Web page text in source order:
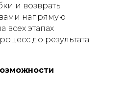
и возвраты
напрямую
всех этапах
до результата